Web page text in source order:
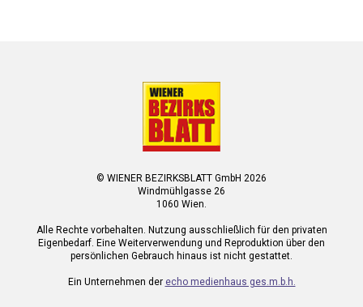
© WIENER BEZIRKSBLATT GmbH 2026
Windmühlgasse 26
1060 Wien.
Alle Rechte vorbehalten. Nutzung ausschließlich für den privaten
Eigenbedarf. Eine Weiterverwendung und Reproduktion über den
persönlichen Gebrauch hinaus ist nicht gestattet.
Ein Unternehmen der echo medienhaus ges.m.b.h.